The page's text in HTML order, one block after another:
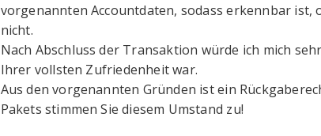
vorgenannten Accountdaten, sodass erkennbar
nicht.
Nach Abschluss der Transaktion würde ich mich
Ihrer vollsten Zufriedenheit war.
Aus den vorgenannten Gründen ist ein
Pakets stimmen Sie diesem Umstand zu!